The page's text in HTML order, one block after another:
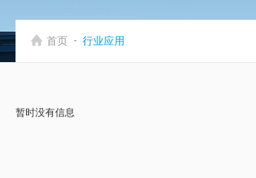
首页 - 行业应用
暂时没有信息